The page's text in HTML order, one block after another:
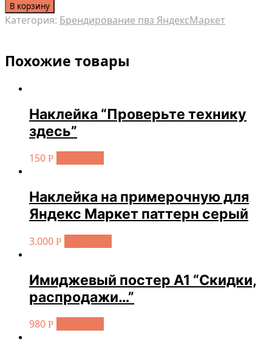
В корзину
Категория: Брендирование пвз ЯндексМаркет
Похожие товары
Наклейка “Проверьте технику
здесь”
150 Р
Наклейка на примерочную для
Яндекс Маркет паттерн серый
3.000 Р
Имиджевый постер А1 “Скидки,
распродажи…”
980 Р